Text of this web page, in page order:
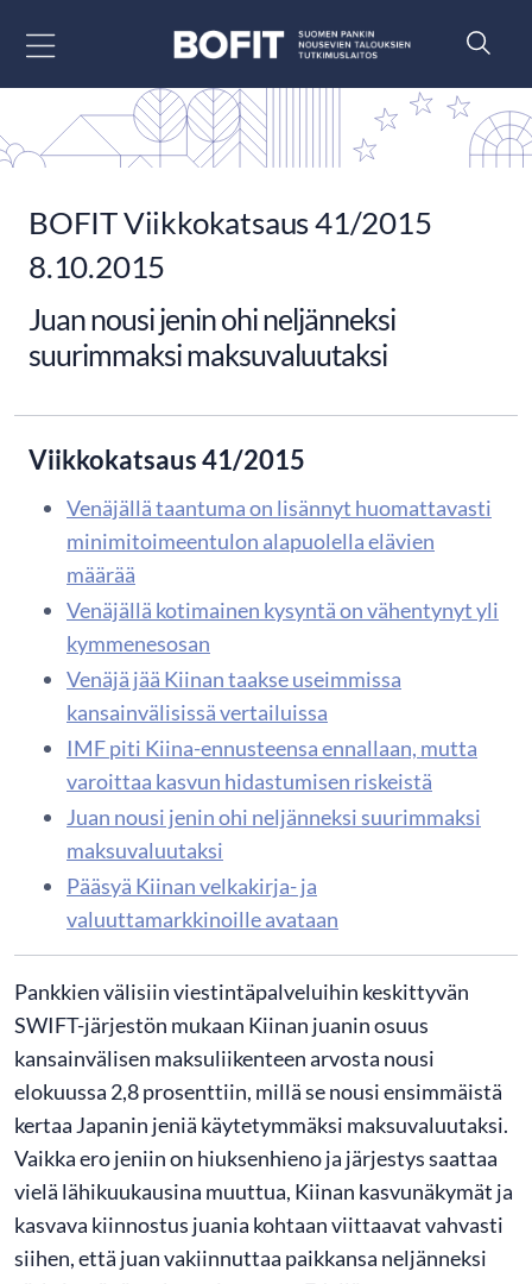
BOFIT Viikkokatsaus 41/2015
8.10.2015
Juan nousi jenin ohi neljänneksi
suurimmaksi maksuvaluutaksi
Viikkokatsaus 41/2015
Venäjällä taantuma on lisännyt huomattavasti
minimitoimeentulon alapuolella elävien
määrää
Venäjällä kotimainen kysyntä on vähentynyt yli
kymmenesosan
Venäjä jää Kiinan taakse useimmissa
kansainvälisissä vertailuissa
IMF piti Kiina-ennusteensa ennallaan, mutta
varoittaa kasvun hidastumisen riskeistä
Juan nousi jenin ohi neljänneksi suurimmaksi
maksuvaluutaksi
Pääsyä Kiinan velkakirja- ja
valuuttamarkkinoille avataan
Pankkien välisiin viestintäpalveluihin keskittyvän
SWIFT-järjestön mukaan Kiinan juanin osuus
kansainvälisen maksuliikenteen arvosta nousi
elokuussa 2,8 prosenttiin, millä se nousi ensimmäistä
kertaa Japanin jeniä käytetymmäksi maksuvaluutaksi.
Vaikka ero jeniin on hiuksenhieno ja järjestys saattaa
vielä lähikuukausina muuttua, Kiinan kasvunäkymät ja
kasvava kiinnostus juania kohtaan viittaavat vahvasti
siihen, että juan vakiinnuttaa paikkansa neljänneksi